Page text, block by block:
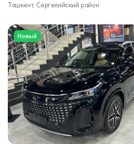
Ташкент, Сергелийский район
Новый